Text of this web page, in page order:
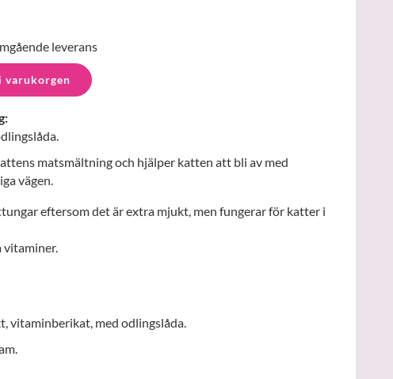
leverans
varukorgen
matsmältning och hjälper katten att bli av med
vägen.
eftersom det är extra mjukt, men fungerar för katter i
vitaminer.
vitaminberikat, med odlingslåda.